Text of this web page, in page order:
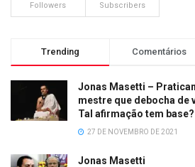
Followers Subscribers
Trending Comentários
Jonas Masetti –
mestre que debocha de
Tal afirmação tem base?
27 DE NOVEMBRO DE 2021
Jonas Masetti